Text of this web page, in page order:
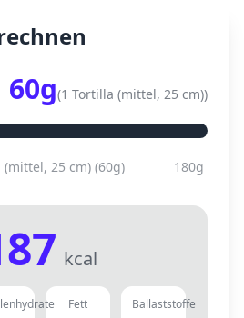
60g(1 Tortilla (mittel, 25 cm))
(mittel, 25 cm) (60g) 180g
kcal
Fett Ballaststoffe